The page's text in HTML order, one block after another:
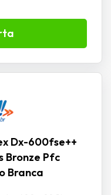
Dx-600fse++
Bronze Pfc
Branca